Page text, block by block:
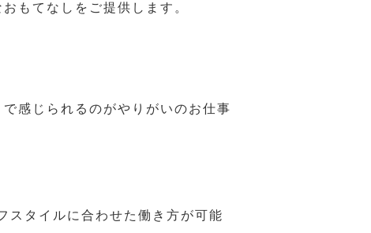
もてなしをご提供します。
感じられるのがやりがいのお仕事
スタイルに合わせた働き方が可能